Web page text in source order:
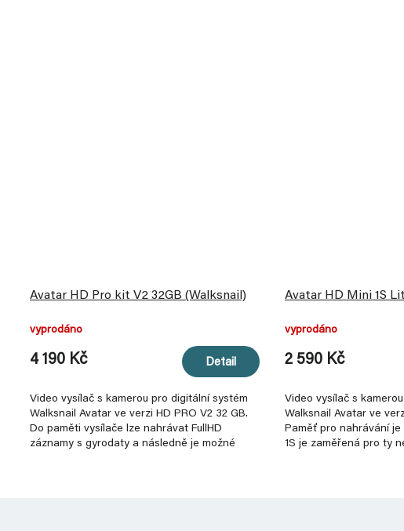
Avatar HD Pro kit V2 32GB (Walksnail)
vyprodáno
4 190 Kč Detail
Video vysílač s kamerou pro digitální systém
Walksnail Avatar ve verzi HD PRO V2 32 GB.
Do paměti vysílače lze nahrávat FullHD
záznamy s gyrodaty a následně je možné
Avatar HD Mini 1S
vyprodáno
2 590 Kč
Video vysílač s
Walksnail Avatar ve
Paměť pro nahrávání je
1S je zaměřená pro ty